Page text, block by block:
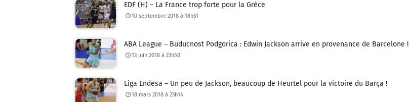
EDF (H) – La France trop forte pour la Grèce
10 septembre 2018 à 18h51
ABA League – Buducnost Podgorica : Edwin Jackson arrive en provenance de Barcelone !
13 juin 2018 à 23h50
Liga Endesa – Un peu de Jackson, beaucoup de Heurtel pour la victoire du Barça !
18 mars 2018 à 23h14